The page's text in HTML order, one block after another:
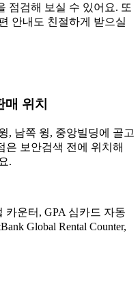
점검해 보실 수 있어요. 또
안내도 친절하게 받으실
위치
, 남쪽 윙, 중앙빌딩에 골고
은 보안검색 전에 위치해
.
카운터, GPA 심카드 자동
Global Rental Counter,